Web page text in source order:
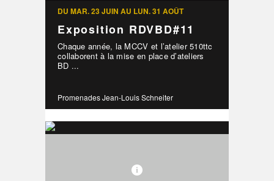
DU MAR. 23 JUIN AU LUN. 31 AOÛT
Exposition RDVBD#11
Chaque année, la MCCV et l’atelier 510ttc
collaborent à la mise en place d’ateliers
BD ...
Promenades Jean-Louis Schneiter